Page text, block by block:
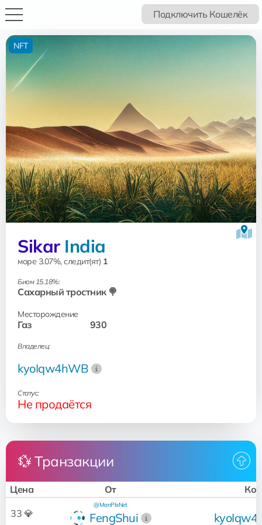
Подключить Кошелёк
Sikar India
море 3.07%, следит(ят) 1
Биом 15.18%:
Сахарный тростник 🍭
Месторождение
Газ 930
Владелец:
kyoIqw4hWB
Статус:
Не продаётся
NFT
💱 Транзакции
Цена От
33 💎 FengShui
@ManPlaNet